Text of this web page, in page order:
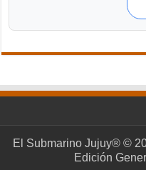
El Submarino Jujuy® ©
Edición